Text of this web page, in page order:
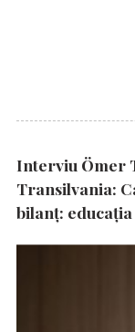
Interviu Ömer
Transilvania:
bilanț: